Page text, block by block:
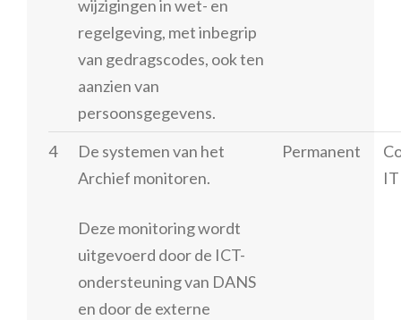
wijzigingen in wet- en
regelgeving, met inbegrip
van gedragscodes, ook ten
aanzien van
persoonsgegevens.
4
De systemen van het
Archief monitoren.
Deze monitoring wordt
uitgevoerd door de ICT-
ondersteuning van DANS
en door de externe
Permanent